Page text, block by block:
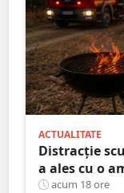
ACTUALITATE
Distracție
a ales cu o
acum 18 ore